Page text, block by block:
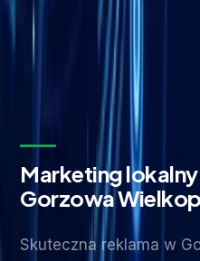
Marketing
Gorzowa
Skuteczna reklama w